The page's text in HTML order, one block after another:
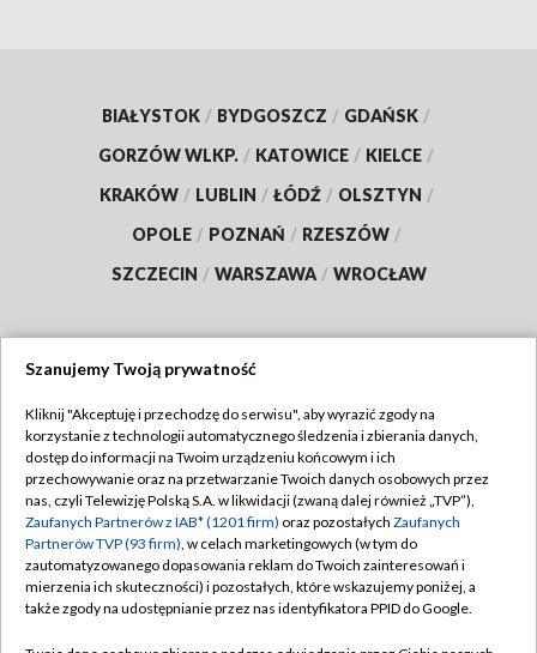
BIAŁYSTOK / BYDGOSZCZ / GDAŃSK /
GORZÓW WLKP. / KATOWICE / KIELCE /
KRAKÓW / LUBLIN / ŁÓDŹ / OLSZTYN /
OPOLE / POZNAŃ / RZESZÓW /
SZCZECIN / WARSZAWA / WROCŁAW
TVP
Abonament TVP
Emisja w TVP
Centrum informacji TVP
Naziemna Telewizja Cyfrowa
Regulamin TVP
Polityka prywatności
Moje zgody
Pomoc
Szanujemy Twoją prywatność
Kliknij "Akceptuję i przechodzę do serwisu", aby wyrazić zgody na
korzystanie z technologii automatycznego śledzenia i zbierania danych,
dostęp do informacji na Twoim urządzeniu końcowym i ich
przechowywanie oraz na przetwarzanie Twoich danych osobowych przez
nas, czyli Telewizję Polską S.A. w likwidacji (zwaną dalej również „TVP”),
Zaufanych Partnerów z IAB* (1201 firm) oraz pozostałych Zaufanych
Partnerów TVP (93 firm), w celach marketingowych (w tym do
zautomatyzowanego dopasowania reklam do Twoich zainteresowań i
mierzenia ich skuteczności) i pozostałych, które wskazujemy poniżej, a
także zgody na udostępnianie przez nas identyfikatora PPID do Google.